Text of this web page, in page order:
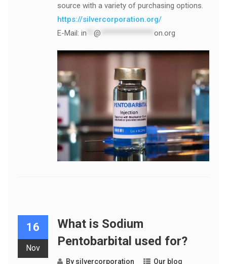
source with a variety of purchasing options.
https://silvercorporation.org/
E-Mail: in @ on.org
16
Nov
What is Sodium
Pentobarbital used for?
By silvercorporation Our blog